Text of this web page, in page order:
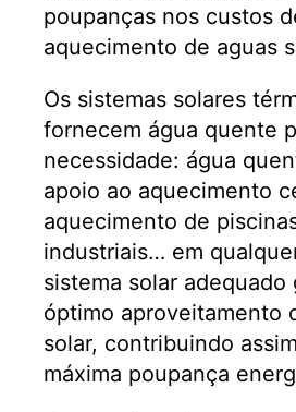
poupanças nos custos
aquecimento de aguas
Os sistemas solares
fornecem água quente
necessidade: água
apoio ao aquecimento
aquecimento de
industriais… em
sistema solar adequado
óptimo aproveitamento
solar, contribuindo
máxima poupança